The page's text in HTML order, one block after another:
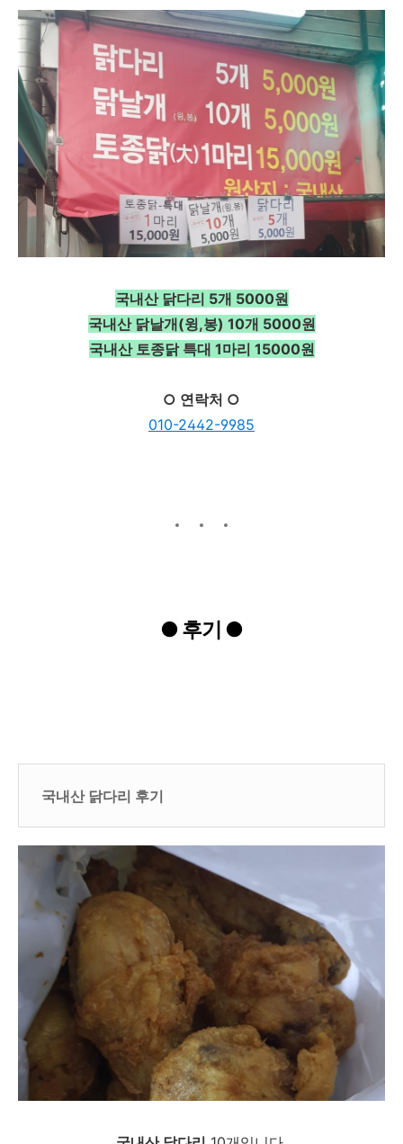
국내산 닭다리 5개 5000원
국내산 닭날개(윙,봉) 10개 5000원
국내산 토종닭 특대 1마리 15000원
○ 연락처 ○
010-2442-9985
●후기 ●
국내산 닭다리 후기